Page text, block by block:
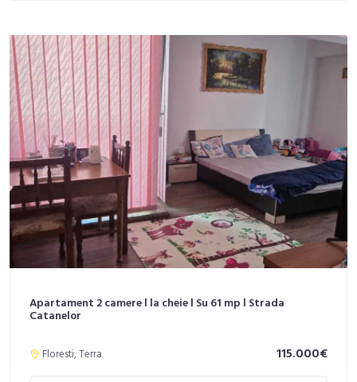
Apartament 2 camere l la cheie l Su 61 mp l Strada
Catanelor
Floresti, Terra 115.000€